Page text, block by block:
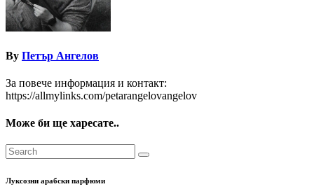
By Петър Ангелов
За повече информация и контакт:
https://allmylinks.com/petarangelovangelov
Може би ще харесате..
Луксозни арабски парфюми